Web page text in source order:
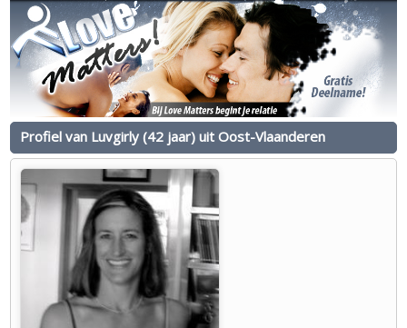
Profiel van Luvgirly (42 jaar) uit Oost-Vlaanderen